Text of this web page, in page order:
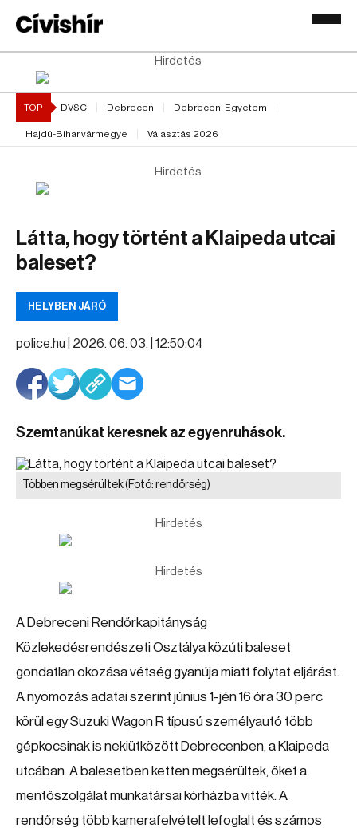
Hirdetés
TOP DVSC Debrecen Debreceni Egyetem
Hajdú-Bihar vármegye Választás 2026
Hirdetés
Látta, hogy történt a Klaipeda utcai
baleset?
HELYBEN JÁRÓ
police.hu | 2026. 06. 03. | 12:50:04
Szemtanúkat keresnek az egyenruhások.
Többen megsérültek(Fotó: rendőrség)
Hirdetés
Hirdetés
A Debreceni Rendőrkapitányság
Közlekedésrendészeti Osztálya közúti baleset
gondatlan okozása vétség gyanúja miatt folytat eljárást.
A nyomozás adatai szerint június 1-jén 16 óra 30 perc
körül egy Suzuki Wagon R típusú személyautó több
gépkocsinak is nekiütközött Debrecenben, a Klaipeda
utcában. A balesetben ketten megsérültek, őket a
mentőszolgálat munkatársai kórházba vitték. A
rendőrség több kamerafelvételt lefoglalt és számos